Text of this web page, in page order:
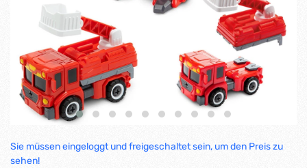
Sie müssen eingeloggt und freigeschaltet sein, um den Preis zu
sehen!